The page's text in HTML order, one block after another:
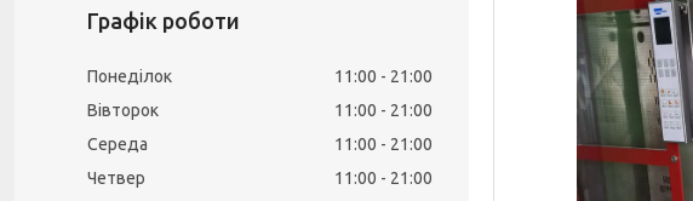
Графік роботи
Понеділок 11:00
21:00
Вівторок
11:00
21:00
Середа
11:00
21:00
Четвер
11:00
21:00